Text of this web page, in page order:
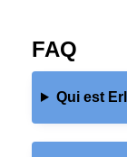
FAQ
Qui est